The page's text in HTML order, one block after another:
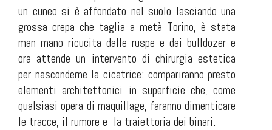
un cuneo si è affondato nel suolo lasciando una
grossa crepa che taglia a metà Torino, è stata
man mano ricucita dalle ruspe e dai bulldozer e
ora attende un intervento di chirurgia estetica
per nasconderne la cicatrice: compariranno presto
elementi architettonici in superficie che, come
qualsiasi opera di maquillage, faranno dimenticare
le tracce, il rumore e la traiettoria dei binari.